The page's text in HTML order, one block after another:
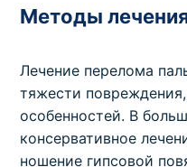
Методы
Лечение перелома
тяжести
особенностей. В
консервативное
ношение гипсовой